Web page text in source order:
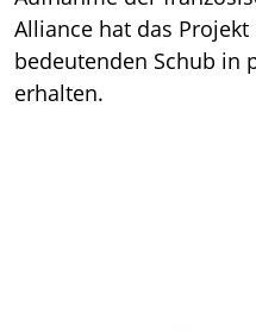
Alliance hat das
bedeutenden Schub in
erhalten.